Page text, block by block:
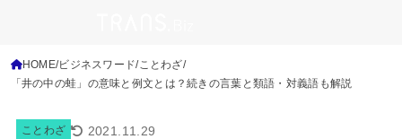
HOME ビジネスワード ことわざ
「井の中の蛙」の意味と例文とは？続きの言葉と類語・対義語も解説
ことわざ 2021.11.29